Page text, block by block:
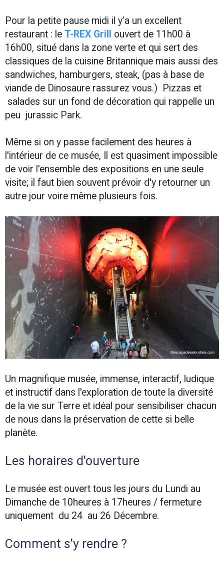
Pour la petite pause midi il y’a un excellent
restaurant : le T-REX Grill
ouvert de 11h00 à
16h00, situé dans la zone verte et qui sert des
classiques de la cuisine Britannique mais aussi des
sandwiches, hamburgers, steak, (pas à base de
viande de Dinosaure rassurez vous.) Pizzas et
salades sur un fond de décoration qui rappelle un
peu jurassic Park.
Même si on y passe facilement des heures à
l'intérieur de ce musée, Il est quasiment impossible
de voir l'ensemble des expositions en une seule
visite; il faut bien souvent prévoir d'y retourner un
autre jour voire même plusieurs fois.
Un magnifique musée, immense, interactif, ludique
et instructif dans l'exploration de toute la diversité
de la vie sur Terre et idéal pour sensibiliser chacun
de nous dans la préservation de cette si belle
planète.
Les horaires d'ouverture
Le musée est ouvert tous les jours du Lundi au
Dimanche de 10heures à 17heures / fermeture
uniquement du 24 au 26 Décembre.
Comment s'y rendre ?